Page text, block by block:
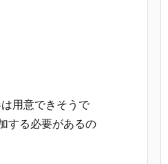
用意できそうで
する必要があるの